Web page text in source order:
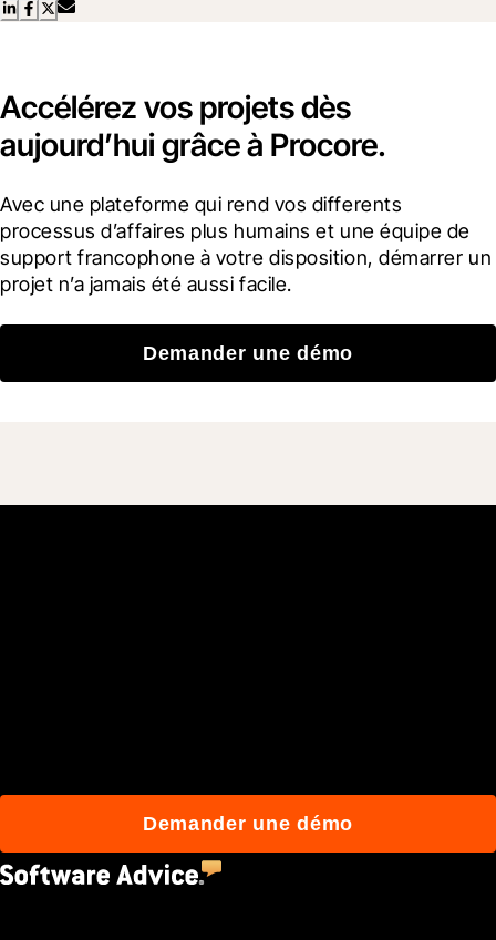
Accélérez vos projets dès
aujourd’hui grâce à Procore.
Avec une plateforme qui rend vos differents
processus d’affaires plus humains et une équipe de
support francophone à votre disposition, démarrer un
projet n’a jamais été aussi facile.
Demander une démo
Demander une démo